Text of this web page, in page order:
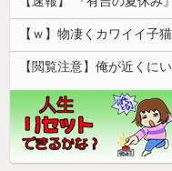
【ｗ】物凄くカワイイ子
【閲覧注意】俺が近くに